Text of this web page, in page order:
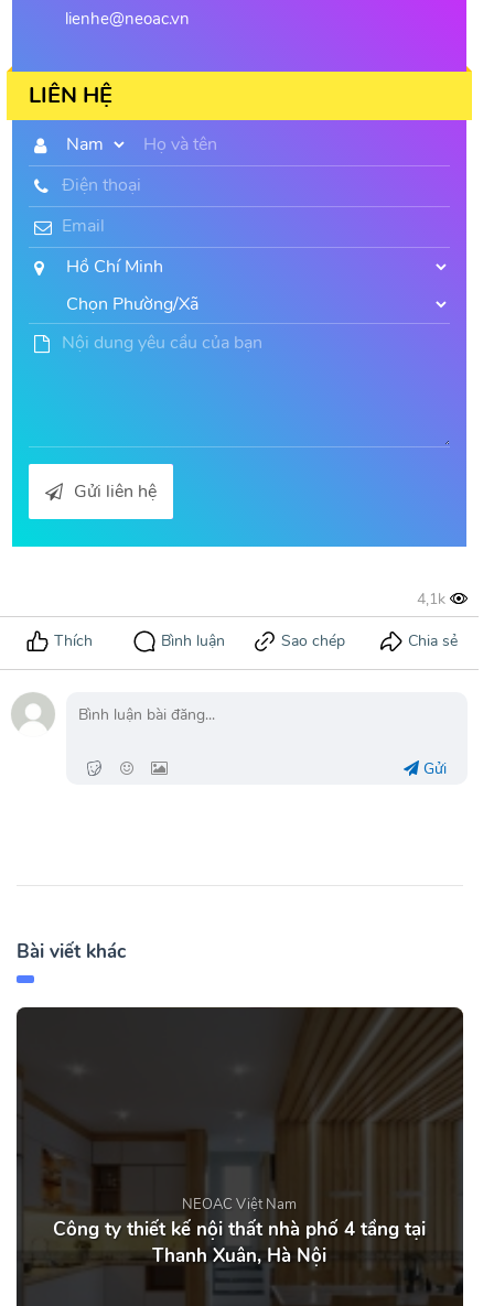
lienhe@neoac.vn
LIÊN HỆ
Gửi liên hệ
Gửi
Bài viết khác
NEOAC Việt Nam
Công ty thiết kế nội thất nhà phố 4 tầng tại
Thanh Xuân, Hà Nội